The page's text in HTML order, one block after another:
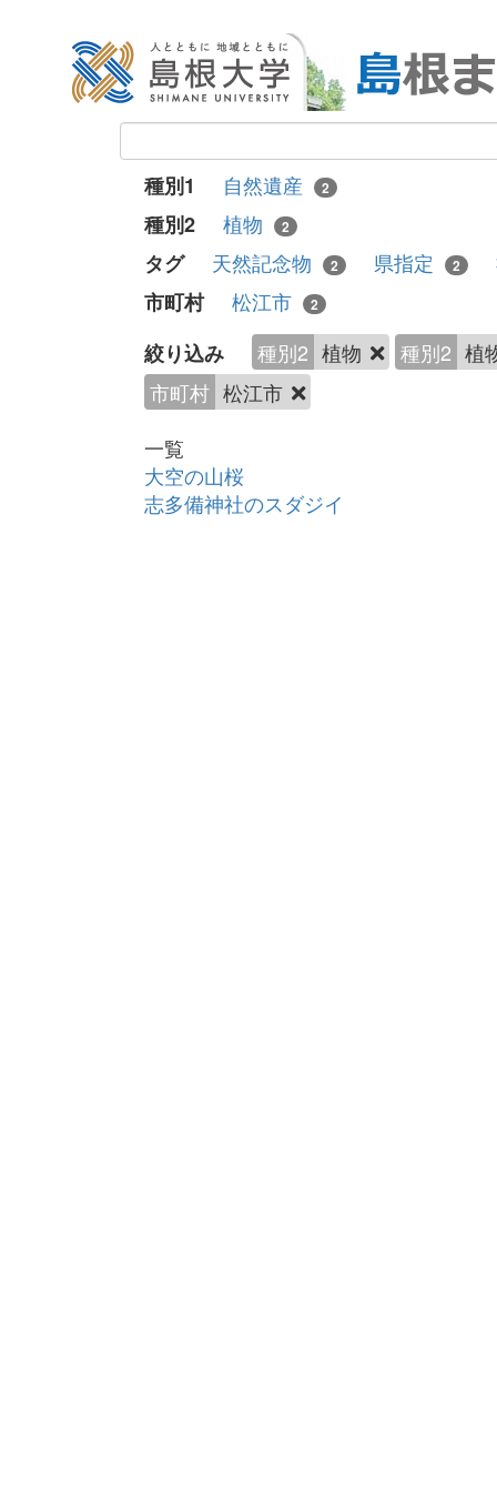
種別1 自然遺産 2
種別2 植物 2
タグ 天然記念物 2 県指定 2
市町村
松江市 2
絞り込み 種別2 植物 種別2 植
市町村 松江市
一覧
大空の山桜
志多備神社のスダジイ